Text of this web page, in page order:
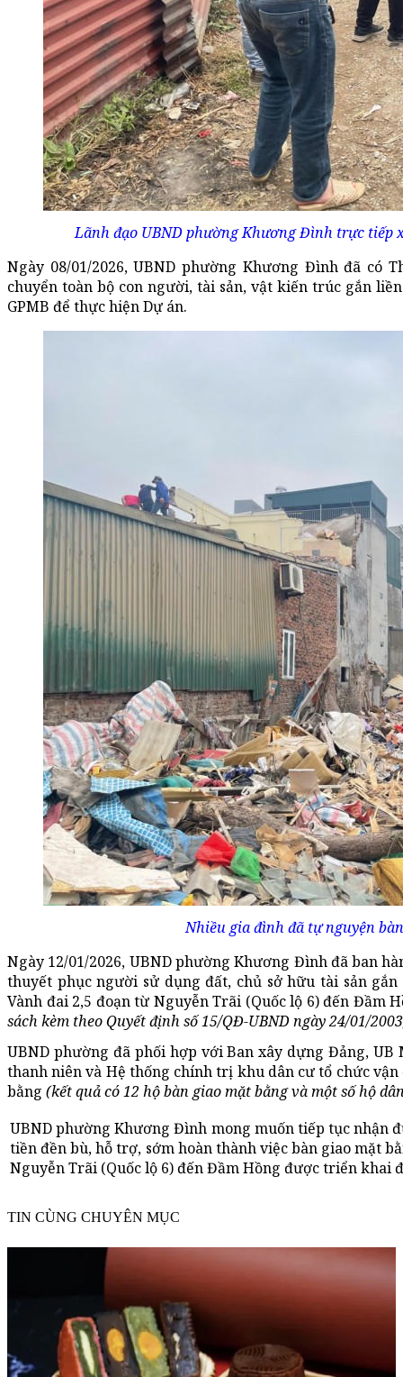
Lãnh đạo UBND phường Khương Đình trực tiếp
Ngày 08/01/2026, UBND phường Khương Đình đã có
chuyển toàn bộ con người, tài sản, vật kiến trúc gắn
GPMB để thực hiện Dự án.
Nhiều gia đình đã tự nguyện
Ngày 12/01/2026, UBND phường Khương Đình đã ban
thuyết phục người sử dụng đất, chủ sở hữu tài sản
Vành đai 2,5 đoạn từ Nguyễn Trãi (Quốc lộ 6) đến Đầm
sách kèm theo Quyết định số 15/QĐ-UBND ngày 24/01/
UBND phường đã phối hợp với Ban xây dựng Đảng,
thanh niên và Hệ thống chính trị khu dân cư tổ chức
bằng (kết quả có 12 hộ bàn giao mặt bằng và một số hộ
UBND phường Khương Đình mong muốn tiếp tục nhận
tiền đền bù, hỗ trợ, sớm hoàn thành việc bàn giao mặt
Nguyễn Trãi (Quốc lộ 6) đến Đầm Hồng được triển khai
TIN CÙNG CHUYÊN MỤC